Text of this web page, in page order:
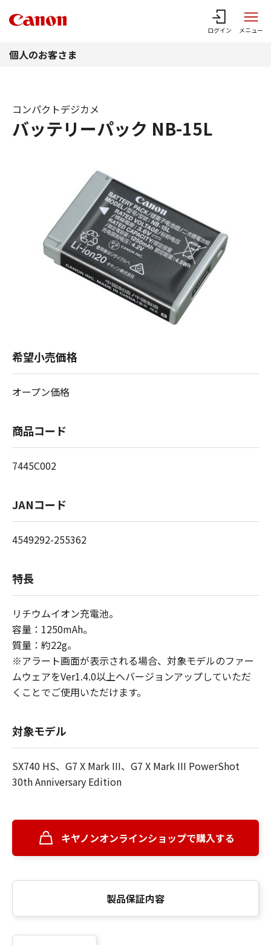
ログイン メニュー
個人のお客さま
バッテリーパック NB-15L
コンパクトデジカメ
希望小売価格
オープン価格
商品コード
7445C002
JANコード
4549292-255362
特長
リチウムイオン充電池。
容量：1250mAh。
質量：約22g。
※アラート画面が表示される場合、対象モデルのファー
ムウェアをVer1.4.0以上へバージョンアップしていただ
くことでご使用いただけます。
対象モデル
SX740 HS、G7 X Mark III、G7 X Mark III PowerShot
30th Anniversary Edition
キヤノンオンラインショップで購入する
製品保証内容